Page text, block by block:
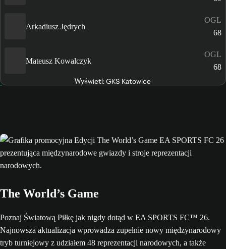
Arkadiusz Jędrych
OGL
68
Mateusz Kowalczyk
OGL
68
Wyświetl: GKS Katowice
The World’s Game
Poznaj Światową Piłkę jak nigdy dotąd w EA SPORTS FC™ 26.
Najnowsza aktualizacja wprowadza zupełnie nowy międzynarodowy
tryb turniejowy z udziałem 48 reprezentacji narodowych, a także